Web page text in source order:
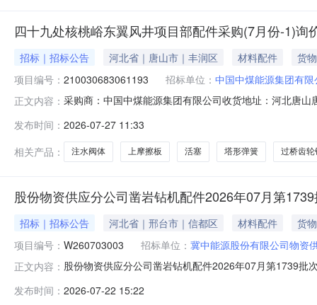
四十九处核桃峪东翼风井项目部配件采购(7月份-1)询
招标｜招标公告 河北省｜唐山市｜丰润区 材料配件
货物
项目编号： 210030683061193 招标单位： 中国中煤能源集团有限
正文内容： 采购商：中国中煤能源集团有限公司收货地址：河北唐
号物料编码物料名称品牌型号采购量是否送样对供应商
发布时间： 2026-07-27 11:33
相关产品：
注水阀体 上摩擦板 活塞 塔形弹簧 过桥齿轮
股份物资供应分公司凿岩钻机配件2026年07月第
招标｜招标公告 河北省｜邢台市｜信都区 材料配件
货物
项目编号： W260703003 招标单位： 冀中能源股份有限公司物资
正文内容： 股份物资供应分公司凿岩钻机配件2026年07月第1739批
100009334消声罩YT28YT27-106A件10.0002027-01-
发布时间： 2026-07-22 15:22